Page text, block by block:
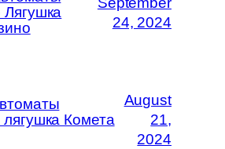
24, 2024
Комета
August
21,
2024